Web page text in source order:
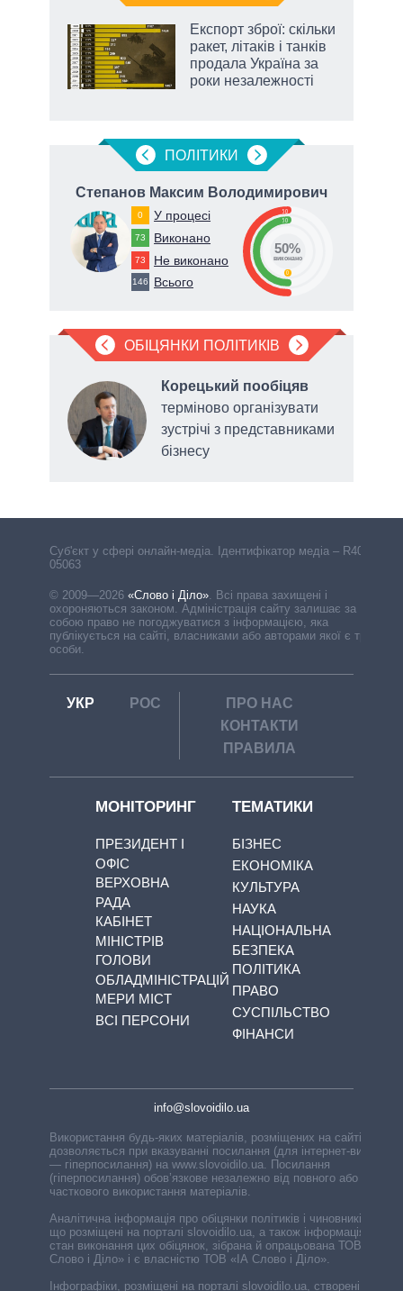
Експорт зброї: скільки
ракет, літаків і танків
продала Україна за
роки незалежності
ПОЛIТИКИ
Степанов Максим Володимирович
0 У процесі
73 Виконано
73 Не виконано
146 Всього
50
50
0
50%
виконано
ОБІЦЯНКИ ПОЛІТИКІВ
Корецький пообіцяв
терміново організувати
зустрічі з представниками
бізнесу
Cуб'єкт у сфері онлайн-медіа. Ідентифікатор медіа – R40-
05063
© 2009—2026 «Слово і Діло». Всі права захищені і
охороняються законом. Адміністрація сайту залишає за
собою право не погоджуватися з інформацією, яка
публікується на сайті, власниками або авторами якої є треті
особи.
УКР РОС
ПРО НАС
КОНТАКТИ
ПРАВИЛА
МОНІТОРИНГ
ПРЕЗИДЕНТ І
ОФІС
ВЕРХОВНА
РАДА
КАБІНЕТ
МІНІСТРІВ
ГОЛОВИ
ОБЛАДМІНІСТРАЦІЙ
МЕРИ МІСТ
ВСІ ПЕРСОНИ
ТЕМАТИКИ
БІЗНЕС
ЕКОНОМІКА
КУЛЬТУРА
НАУКА
НАЦІОНАЛЬНА
БЕЗПЕКА
ПОЛІТИКА
ПРАВО
СУСПІЛЬСТВО
ФІНАНСИ
info@slovoidilo.ua
Використання будь-яких матеріалів, розміщених на сайті,
дозволяється при вказуванні посилання (для інтернет-видань
— гіперпосилання) на www.slovoidilo.ua. Посилання
(гіперпосилання) обов’язкове незалежно від повного або
часткового використання матеріалів.
Аналітична інформація про обіцянки політиків і чиновників,
що розміщені на порталі slovoidilo.ua, а також інформація про
стан виконання цих обіцянок, зібрана й опрацьована ТОВ «ІА
Слово і Діло» і є власністю ТОВ «ІА Слово і Діло».
Інфографіки, розміщені на порталі slovoidilo.ua, створені ГО